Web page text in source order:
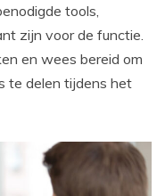
tools,
zijn voor de functie.
en wees bereid om
te delen tijdens het